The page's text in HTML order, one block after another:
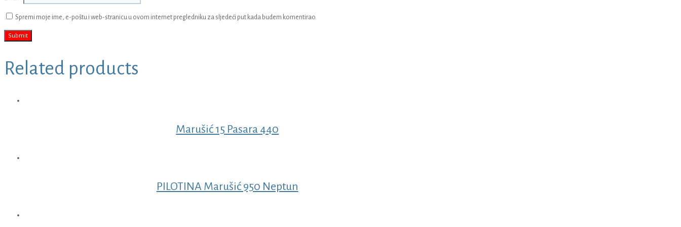
Spremi moje ime, e-poštu i web-stranicu u ovom internet pregledniku za sljedeći put kada budem komentirao.
Related products
Marušić 15 Pasara 440
PILOTINA Marušić 950 Neptun